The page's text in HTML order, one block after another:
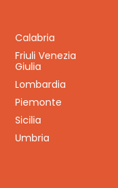
Calabria
Friuli Venezia
Giulia
Lombardia
Piemonte
Sicilia
Umbria